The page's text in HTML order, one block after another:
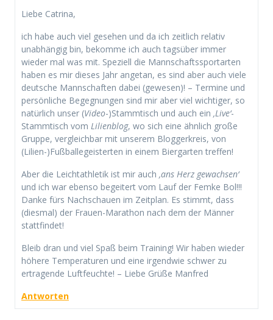
Liebe Catrina,
ich habe auch viel gesehen und da ich zeitlich relativ
unabhängig bin, bekomme ich auch tagsüber immer
wieder mal was mit. Speziell die Mannschaftssportarten
haben es mir dieses Jahr angetan, es sind aber auch viele
deutsche Mannschaften dabei (gewesen)! – Termine und
persönliche Begegnungen sind mir aber viel wichtiger, so
natürlich unser (Video-)Stammtisch und auch ein ‚Live‘-
Stammtisch vom Lilienblog, wo sich eine ähnlich große
Gruppe, vergleichbar mit unserem Bloggerkreis, von
(Lilien-)Fußballegeisterten in einem Biergarten treffen!
Aber die Leichtathletik ist mir auch ‚ans Herz gewachsen‘
und ich war ebenso begeitert vom Lauf der Femke Bol!!!
Danke fürs Nachschauen im Zeitplan. Es stimmt, dass
(diesmal) der Frauen-Marathon nach dem der Männer
stattfindet!
Bleib dran und viel Spaß beim Training! Wir haben wieder
höhere Temperaturen und eine irgendwie schwer zu
ertragende Luftfeuchte! – Liebe Grüße Manfred
Antworten